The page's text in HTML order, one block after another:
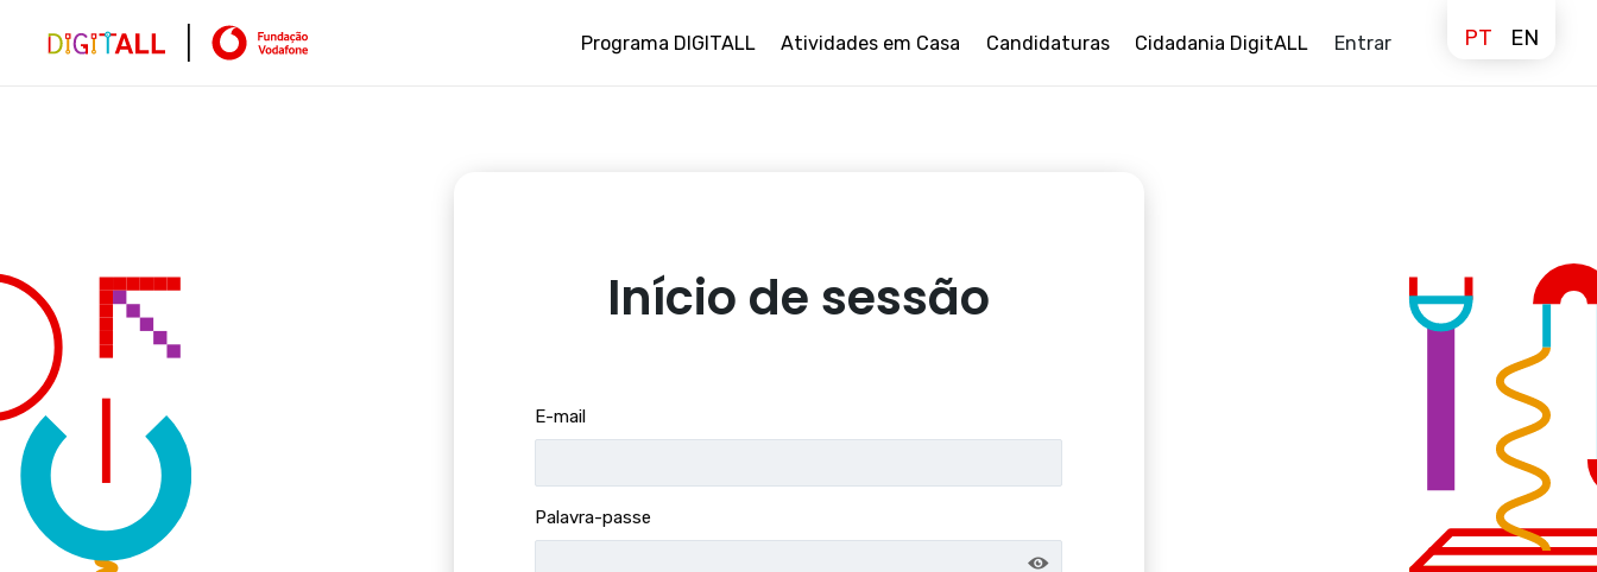
Programa DIGITALL Atividades em Casa Candidaturas Cidadania DigitALL Entrar PT EN
Início de sessão
E-mail
Palavra-passe